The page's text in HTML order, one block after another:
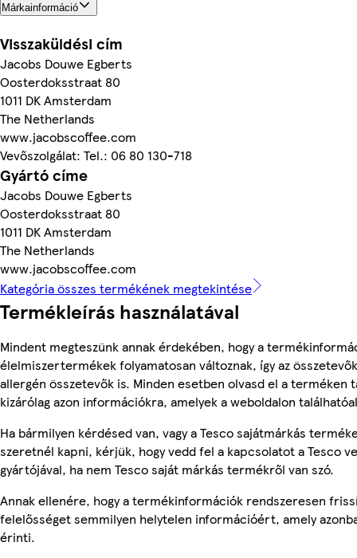
Márkainformáció
Visszaküldési cím
Jacobs Douwe Egberts
Oosterdoksstraat 80
1011 DK Amsterdam
The Netherlands
www.jacobscoffee.com
Vevőszolgálat: Tel.: 06 80 130-718
Gyártó címe
Jacobs Douwe Egberts
Oosterdoksstraat 80
1011 DK Amsterdam
The Netherlands
www.jacobscoffee.com
Kategória összes termékének megtekintése
Termékleírás használatával
Mindent megteszünk annak érdekében, hogy a
élelmiszertermékek folyamatosan változnak, így az
allergén összetevők is. Minden esetben olvasd el a terméken
kizárólag azon információkra, amelyek a weboldalon
Ha bármilyen kérdésed van, vagy a Tesco sajátmárkás
szeretnél kapni, kérjük, hogy vedd fel a kapcsolatot a Tesco
gyártójával, ha nem Tesco saját márkás termékről van szó.
Annak ellenére, hogy a termékinformációk rendszeresen
felelősséget semmilyen helytelen információért, amely
érinti.